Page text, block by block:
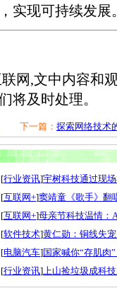
实现可持续发展
网,文中内容和
将及时处理。
下一篇： 探索网络技术
[行业资讯]宇树科技通过现
[互联网+]窦靖童《歌手》翻
[互联网+]母亲节科技温情：
[软件技术]黄仁勋：铜线失
[电脑汽车]国家喊你“存肌肉
[行业资讯]上山捡垃圾成科